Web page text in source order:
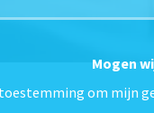
Mogen
om mijn